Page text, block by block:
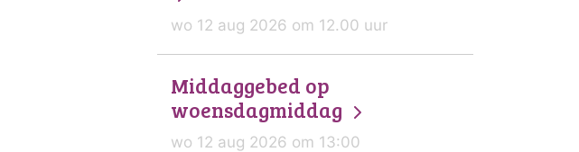
wo 12 aug 2026 om 12.00 uur
Middaggebed op
woensdagmiddag
wo 12 aug 2026 om 13:00